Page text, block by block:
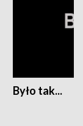
Było tak...